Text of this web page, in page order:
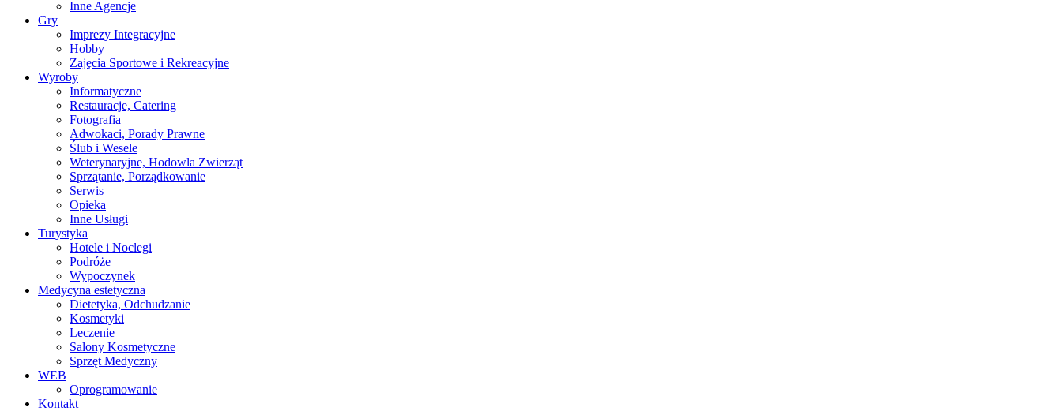
Inne Agencje
Gry
Imprezy Integracyjne
Hobby
Zajęcia Sportowe i Rekreacyjne
Wyroby
Informatyczne
Restauracje, Catering
Fotografia
Adwokaci, Porady Prawne
Ślub i Wesele
Weterynaryjne, Hodowla Zwierząt
Sprzątanie, Porządkowanie
Serwis
Opieka
Inne Usługi
Turystyka
Hotele i Noclegi
Podróże
Wypoczynek
Medycyna estetyczna
Dietetyka, Odchudzanie
Kosmetyki
Leczenie
Salony Kosmetyczne
Sprzęt Medyczny
WEB
Oprogramowanie
Kontakt